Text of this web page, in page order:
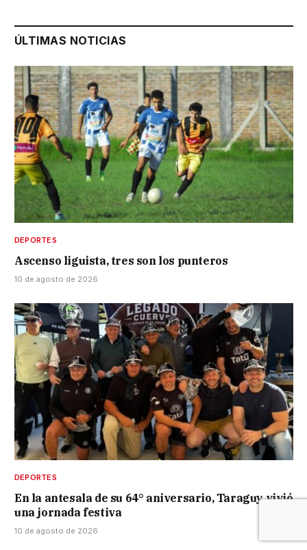
ÚLTIMAS NOTICIAS
DEPORTES
Ascenso liguista, tres son los punteros
10 de agosto de 2026
DEPORTES
En la antesala de su 64° aniversario, Taraguy vivió
una jornada festiva
10 de agosto de 2026